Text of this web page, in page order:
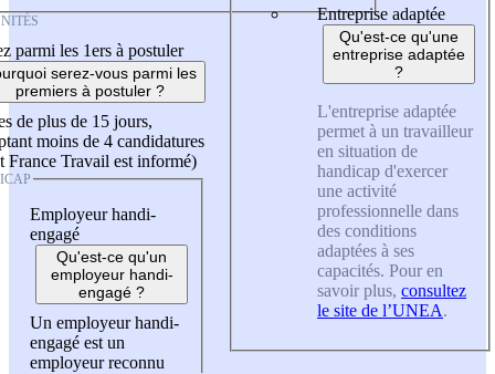
parmi les 1ers à postuler
serez-vous parmi les
premiers à postuler ?
de plus de 15 jours,
moins de 4 candidatures
France Travail est informé)
Employeur handi-
engagé
Qu'est-ce qu'un
employeur handi-
engagé ?
Un employeur handi-
engagé est un
employeur reconnu
Entreprise adaptée
Qu'est-ce qu'une
entreprise adaptée
?
L'entreprise adaptée
permet à un travailleur
en situation de
handicap d'exercer
une activité
professionnelle dans
des conditions
adaptées à ses
capacités. Pour en
savoir plus, consultez
le site de l’UNEA.